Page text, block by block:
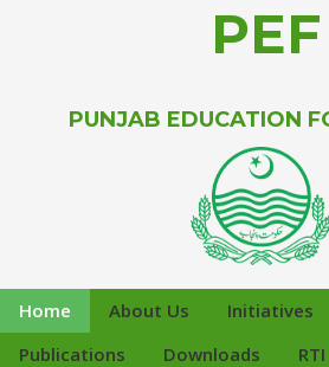
PEF
PUNJAB EDUCATION
Home About Us Initiatives
Publications
Downloads RTI